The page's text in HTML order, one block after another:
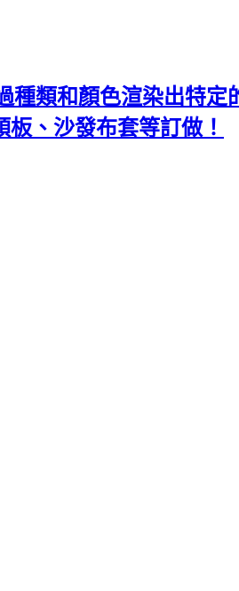
種類和顏色渲染出特定
、沙發布套等訂做！